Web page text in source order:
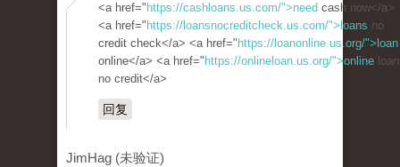
<a href=" https://cashloans.us.com/">need cash now</a>
<a href=" https://loansnocreditcheck.us.com/">loans no
credit check</a> <a href=" https://loanonline.us.org/">loan
online</a> <a href=" https://onlineloan.us.org/">online
no credit</a>
回复
JimHag (未验证)